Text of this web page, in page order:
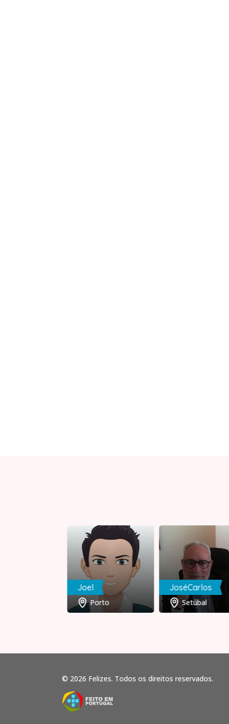
Joel
Porto
JoséCarlos
Setúbal
© 2026 Felizes. Todos os direitos reservados.